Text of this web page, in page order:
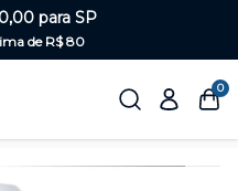
para SP
de R$ 80
0